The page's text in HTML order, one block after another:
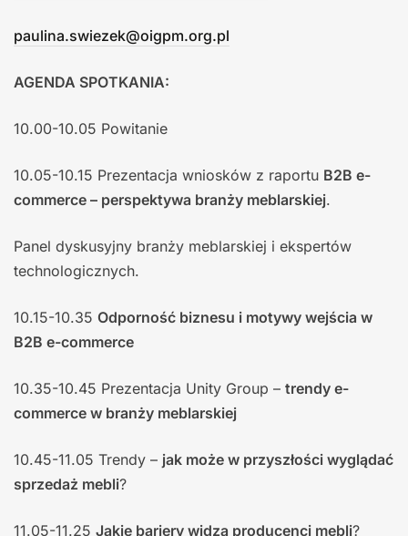
paulina.swiezek@oigpm.org.pl
AGENDA SPOTKANIA:
10.00-10.05 Powitanie
10.05-10.15 Prezentacja wniosków z raportu B2B e-
commerce – perspektywa branży meblarskiej.
Panel dyskusyjny branży meblarskiej i ekspertów
technologicznych.
10.15-10.35 Odporność biznesu i motywy wejścia w
B2B e-commerce
10.35-10.45 Prezentacja Unity Group – trendy e-
commerce w branży meblarskiej
10.45-11.05 Trendy – jak może w przyszłości wyglądać
sprzedaż mebli?
11.05-11.25 Jakie bariery widzą producenci mebli?